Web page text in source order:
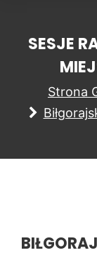
SESJE
Strona